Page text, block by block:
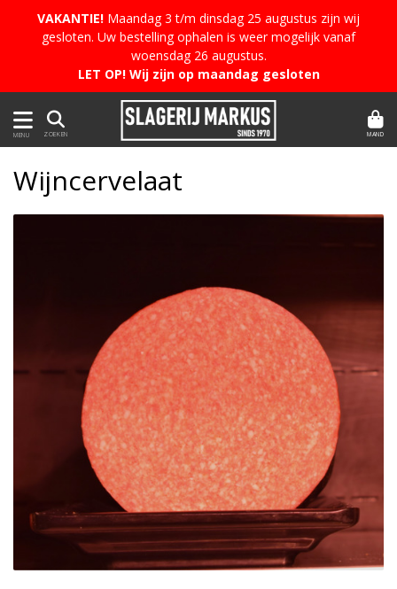
VAKANTIE! Maandag 3 t/m dinsdag 25 augustus zijn wij
gesloten. Uw bestelling ophalen is weer mogelijk vanaf
woensdag 26 augustus.
LET OP! Wij zijn op maandag gesloten
MENU ZOEKEN MAND
Wijncervelaat